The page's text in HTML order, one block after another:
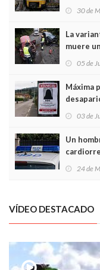
30 de
La
muere
frontal
05 de
Máxima
03 de
Un
Local en
24 de
VÍDEO DESTACADO